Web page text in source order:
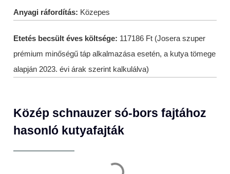
Anyagi ráfordítás: Közepes
Etetés becsült éves költsége: 117186 Ft (Josera szuper
prémium minőségű táp alkalmazása esetén, a kutya tömege
alapján 2023. évi árak szerint kalkulálva)
Közép schnauzer só-bors fajtához
hasonló kutyafajták